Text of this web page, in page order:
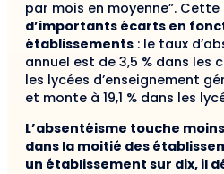
par mois en moyenne”.
d’importants écarts en
établissements : le taux
annuel est de 3,5 % dans les
les lycées d’enseignement
et monte à 19,1 % dans les
L’absentéisme touche
dans la moitié des
un établissement sur dix, il